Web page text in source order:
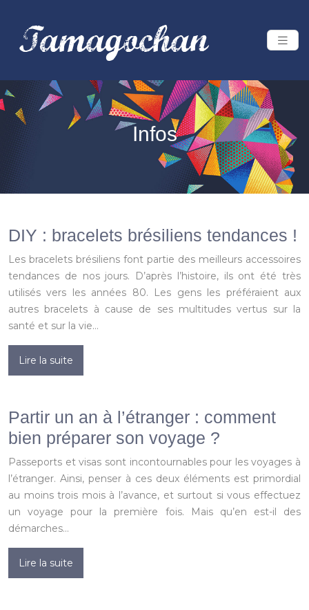
Infos
DIY : bracelets brésiliens tendances !
Les bracelets brésiliens font partie des meilleurs accessoires
tendances de nos jours. D’après l’histoire, ils ont été très
utilisés vers les années 80. Les gens les préféraient aux
autres bracelets à cause de ses multitudes vertus sur la
santé et sur la vie…
Lire la suite
Partir un an à l’étranger : comment
bien préparer son voyage ?
Passeports et visas sont incontournables pour les voyages à
l’étranger. Ainsi, penser à ces deux éléments est primordial
au moins trois mois à l’avance, et surtout si vous effectuez
un voyage pour la première fois. Mais qu’en est-il des
démarches…
Lire la suite